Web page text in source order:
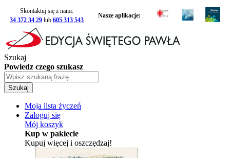
Skontaktuj się z nami:
34 372 34 29 lub 605 313 543
Nasze aplikacje:
Szukaj
Powiedz czego szukasz
Szukaj
Moja lista życzeń
Zaloguj się
Mój koszyk
Kup w pakiecie
Kupuj więcej i oszczędzaj!